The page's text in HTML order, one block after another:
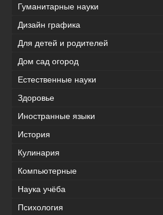
Гуманитарные науки
Дизайн графика
Для детей и родителей
Дом сад огород
Естественные науки
Здоровье
Иностранные языки
История
Кулинария
Компьютерные
Наука учёба
Психология